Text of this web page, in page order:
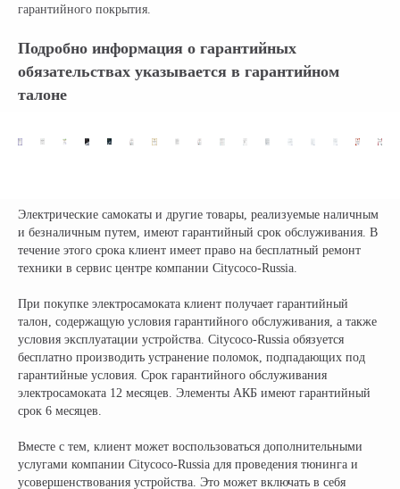
гарантийного покрытия.
Подробно информация о гарантийных
обязательствах указывается в гарантийном
талоне
Электрические самокаты и другие товары, реализуемые наличным
и безналичным путем, имеют гарантийный срок обслуживания. В
течение этого срока клиент имеет право на бесплатный ремонт
техники в сервис центре компании Citycoco-Russia.
При покупке электросамоката клиент получает гарантийный
талон, содержащую условия гарантийного обслуживания, а также
условия эксплуатации устройства. Citycoco-Russia обязуется
бесплатно производить устранение поломок, подпадающих под
гарантийные условия. Срок гарантийного обслуживания
электросамоката 12 месяцев. Элементы АКБ имеют гарантийный
срок 6 месяцев.
Вместе с тем, клиент может воспользоваться дополнительными
услугами компании Citycoco-Russia для проведения тюнинга и
усовершенствования устройства. Это может включать в себя
Главная
Оплата
Контакты
Электроскутеры
Электротрициклы
Электровелосипеды
Электроквадроциклы
Официальный поставщик всех
Гарантия
Доставка
КОМПАНИЯ: РАЗДЕЛЫ КАТАЛОГА: